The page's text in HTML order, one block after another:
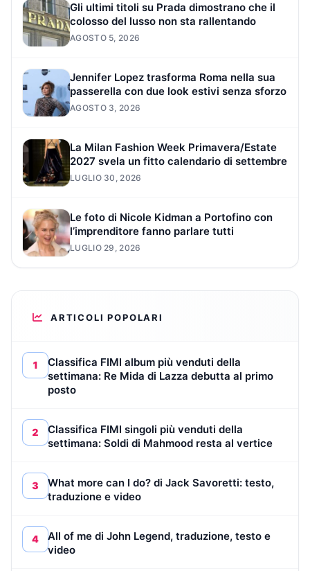
Gli ultimi titoli su Prada dimostrano che il
colosso del lusso non sta rallentando
AGOSTO 5, 2026
Jennifer Lopez trasforma Roma nella sua
passerella con due look estivi senza sforzo
AGOSTO 3, 2026
La Milan Fashion Week Primavera/Estate
2027 svela un fitto calendario di settembre
LUGLIO 30, 2026
Le foto di Nicole Kidman a Portofino con
l’imprenditore fanno parlare tutti
LUGLIO 29, 2026
ARTICOLI POPOLARI
1
Classifica FIMI album più venduti della
settimana: Re Mida di Lazza debutta al primo
posto
2
Classifica FIMI singoli più venduti della
settimana: Soldi di Mahmood resta al vertice
3
What more can I do? di Jack Savoretti: testo,
traduzione e video
4
All of me di John Legend, traduzione, testo e
video